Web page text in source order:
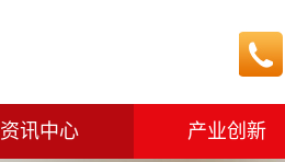
资讯中心 产业创新